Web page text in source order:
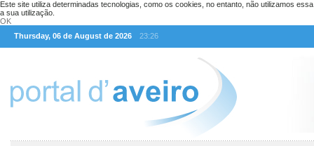
Este site utiliza determinadas tecnologias, como os cookies, no entanto, não utilizamos
a sua utilização.
OK
Thursday, 06 de August de 2026
23:26